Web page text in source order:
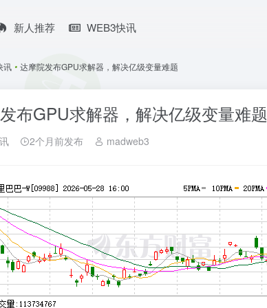
新人推荐 WEB3快讯
讯 • 达摩院发布GPU求解器，解决亿级变量难题
布GPU求解器，解决亿级变量难题
2个月前发布 madweb3